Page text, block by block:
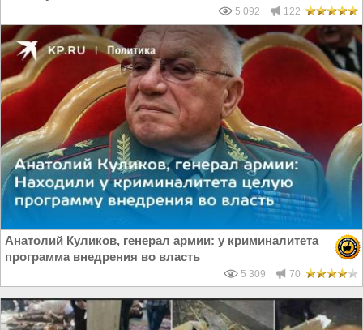
5 092 122
Анатолий Куликов, генерал армии: у криминалитета
программа внедрения во власть
5 309 70